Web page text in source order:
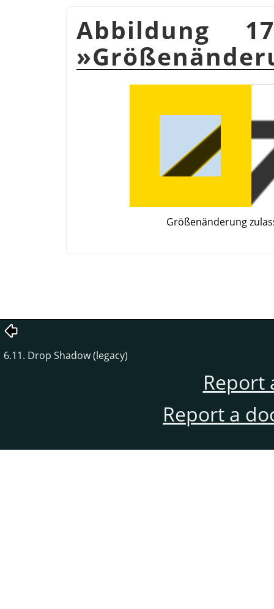
Abbildung
Größenänderung
6.11. Drop Shadow (legacy)
Report
Report a